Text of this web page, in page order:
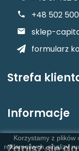
+48 502
sklep-
formularz
Strefa
Informacje
Korzystamy z plików
reklamowych, analizy